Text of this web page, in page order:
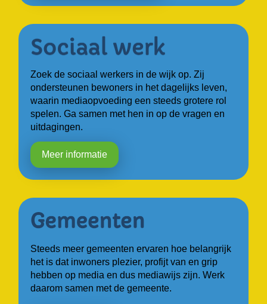
Zoek de sociaal werkers in de wijk op. Zij
ondersteunen bewoners in het dagelijks leven,
waarin mediaopvoeding een steeds grotere rol
spelen. Ga samen met hen in op de vragen en
uitdagingen.
Meer informatie
Steeds meer gemeenten ervaren hoe belangrijk
het is dat inwoners plezier, profijt van en grip
hebben op media en dus mediawijs zijn. Werk
daarom samen met de gemeente.